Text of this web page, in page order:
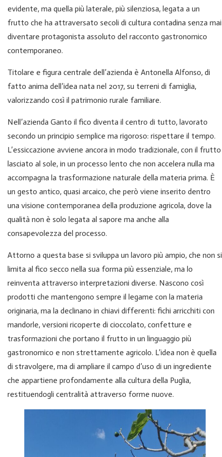
evidente, ma quella più laterale, più silenziosa, legata a un
frutto che ha attraversato secoli di cultura contadina senza mai
diventare protagonista assoluto del racconto gastronomico
contemporaneo.
Titolare e figura centrale dell’azienda è Antonella Alfonso, di
fatto anima dell’idea nata nel 2017, su terreni di famiglia,
valorizzando così il patrimonio rurale familiare.
Nell’azienda Ganto il fico diventa il centro di tutto, lavorato
secondo un principio semplice ma rigoroso: rispettare il tempo.
L’essiccazione avviene ancora in modo tradizionale, con il frutto
lasciato al sole, in un processo lento che non accelera nulla ma
accompagna la trasformazione naturale della materia prima. È
un gesto antico, quasi arcaico, che però viene inserito dentro
una visione contemporanea della produzione agricola, dove la
qualità non è solo legata al sapore ma anche alla
consapevolezza del processo.
Attorno a questa base si sviluppa un lavoro più ampio, che non si
limita al fico secco nella sua forma più essenziale, ma lo
reinventa attraverso interpretazioni diverse. Nascono così
prodotti che mantengono sempre il legame con la materia
originaria, ma la declinano in chiavi differenti: fichi arricchiti con
mandorle, versioni ricoperte di cioccolato, confetture e
trasformazioni che portano il frutto in un linguaggio più
gastronomico e non strettamente agricolo. L’idea non è quella
di stravolgere, ma di ampliare il campo d’uso di un ingrediente
che appartiene profondamente alla cultura della Puglia,
restituendogli centralità attraverso forme nuove.